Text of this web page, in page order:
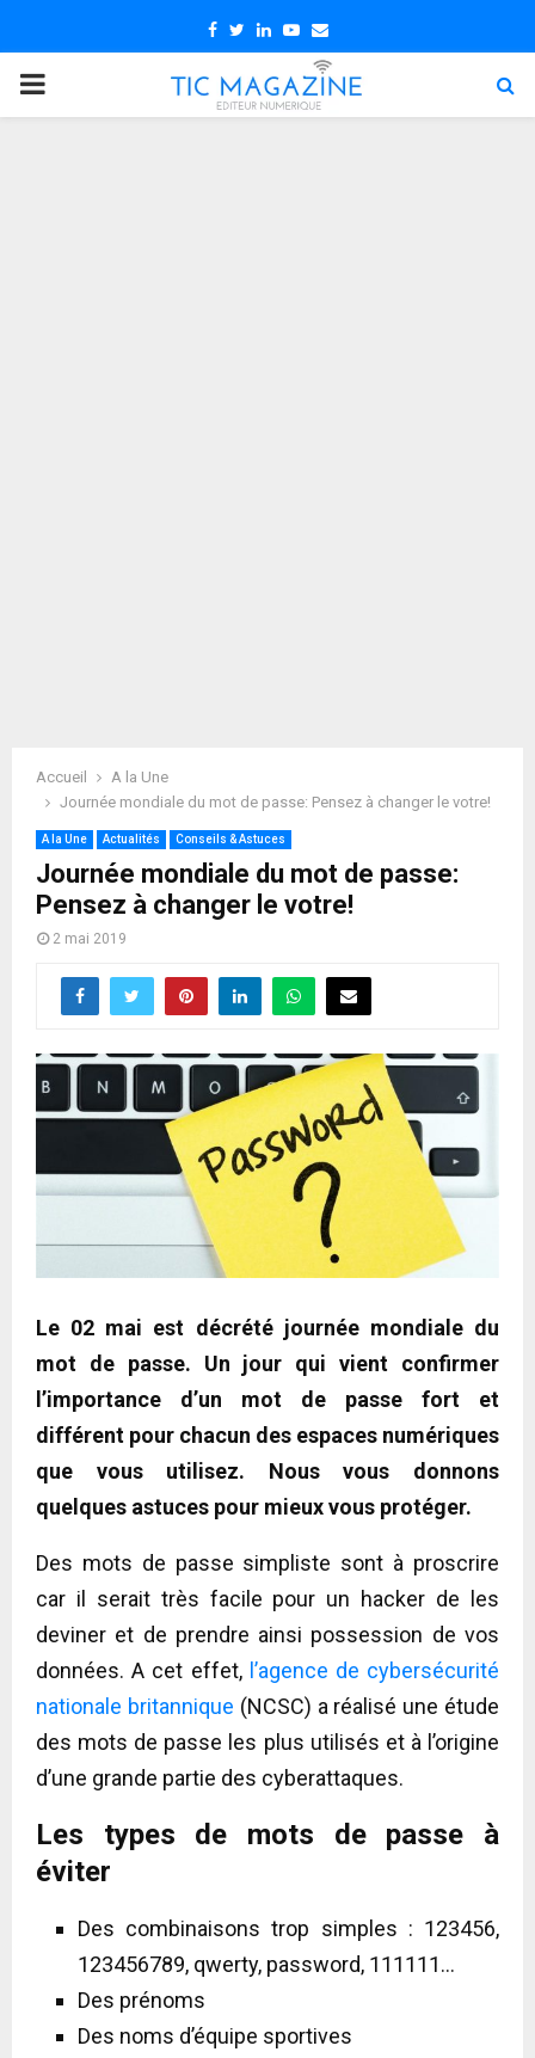
Facebook
TwitterLinkedin
Youtube
Email
PRIMARY
Accueil
A la Une
Journée mondiale du mot de passe: Pensez à changer le votre!
A la Une Actualités Conseils & Astuces
Journée mondiale du mot de passe:
Pensez à changer le votre!
2 mai 2019
Le 02 mai est décrété journée mondiale du
mot de passe. Un jour qui vient confirmer
l’importance d’un mot de passe fort et
différent pour chacun des espaces numériques
que vous utilisez. Nous vous donnons
quelques astuces pour mieux vous protéger.
Des mots de passe simpliste sont à proscrire
car il serait très facile pour un hacker de les
deviner et de prendre ainsi possession de vos
données. A cet effet, l’agence de cybersécurité
nationale britannique (NCSC) a réalisé une étude
des mots de passe les plus utilisés et à l’origine
d’une grande partie des cyberattaques.
Les types de mots de passe à
éviter
Des combinaisons trop simples : 123456,
123456789, qwerty, password, 111111…
Des prénoms
Des noms d’équipe sportives